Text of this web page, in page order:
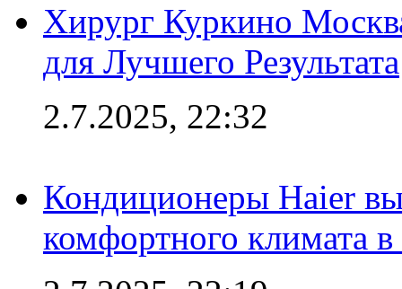
Хирург Куркино
для Лучшего Результата
2.7.2025, 22:32
Кондиционеры Haier
комфортного климата